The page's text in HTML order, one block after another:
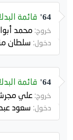
64' قائمة
خروج: محمد
دخول: سلطان
64' قائمة
خروج:علي
دخول: سعود